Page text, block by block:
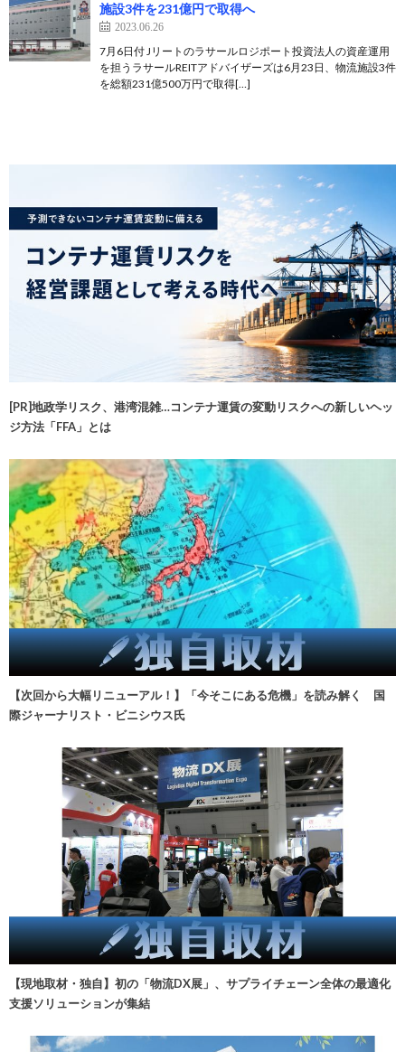
施設3件を231億円で取得へ
2023.06.26
7月6日付 Jリートのラサールロジポート投資法人の資産運用
を担うラサールREITアドバイザーズは6月23日、物流施設3件
を総額231億500万円で取得[…]
[PR]地政学リスク、港湾混雑…コンテナ運賃の変動リスクへの新しいヘッ
ジ方法「FFA」とは
【次回から大幅リニューアル！】「今そこにある危機」を読み解く 国
際ジャーナリスト・ビニシウス氏
【現地取材・独自】初の「物流DX展」、サプライチェーン全体の最適化
支援ソリューションが集結